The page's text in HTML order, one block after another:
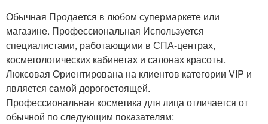
Обычная Продается в любом супермаркете или
магазине. Профессиональная Используется
специалистами, работающими в СПА-центрах,
косметологических кабинетах и салонах красоты.
Люксовая Ориентирована на клиентов категории VIP и
является самой дорогостоящей.
Профессиональная косметика для лица отличается от
обычной по следующим показателям: